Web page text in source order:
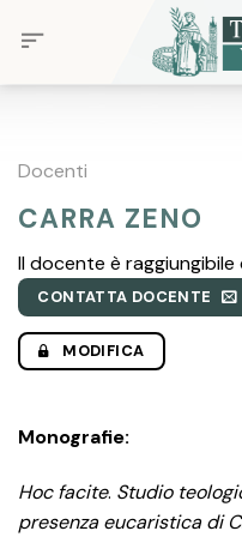
Docenti
CARRA ZENO
Il docente è raggiungibile
CONTATTA DOCENTE
MODIFICA
Monografie:
Hoc facite. Studio
presenza eucaristica di